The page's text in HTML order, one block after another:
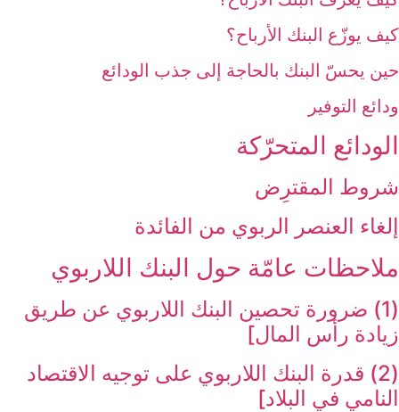
كيف يوزّع البنك الأرباح؟
حين يحسّ البنك بالحاجة إلى جذب الودائع
ودائع التوفير
الودائع المتحرّكة
شروط المقترِض
إلغاء العنصر الربوي من الفائدة
ملاحظات عامّة حول البنك اللاربوي‏
(1) ضرورة تحصين البنك اللاربوي عن طريق
زيادة رأس المال‏]
(2) قدرة البنك اللاربوي على توجيه الاقتصاد
النامي في البلاد]